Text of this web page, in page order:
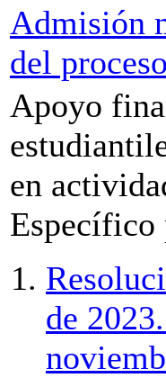
Admisión
del
Apoyo
en
Específico
de